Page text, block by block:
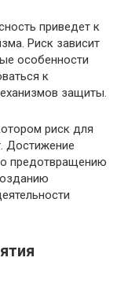
приведет к
Риск зависит
особенности
к
защиты.
риск для
Достижение
предотвращению